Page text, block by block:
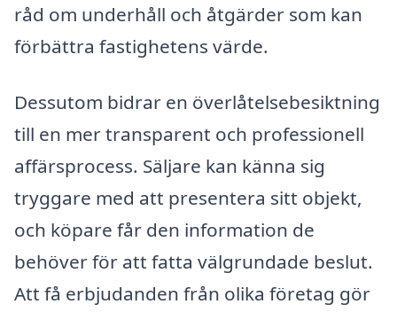
råd om underhåll och åtgärder som kan
förbättra fastighetens värde.
Dessutom bidrar en överlåtelsebesiktning
till en mer transparent och professionell
affärsprocess. Säljare kan känna sig
tryggare med att presentera sitt objekt,
och köpare får den information de
behöver för att fatta välgrundade beslut.
Att få erbjudanden från olika företag gör